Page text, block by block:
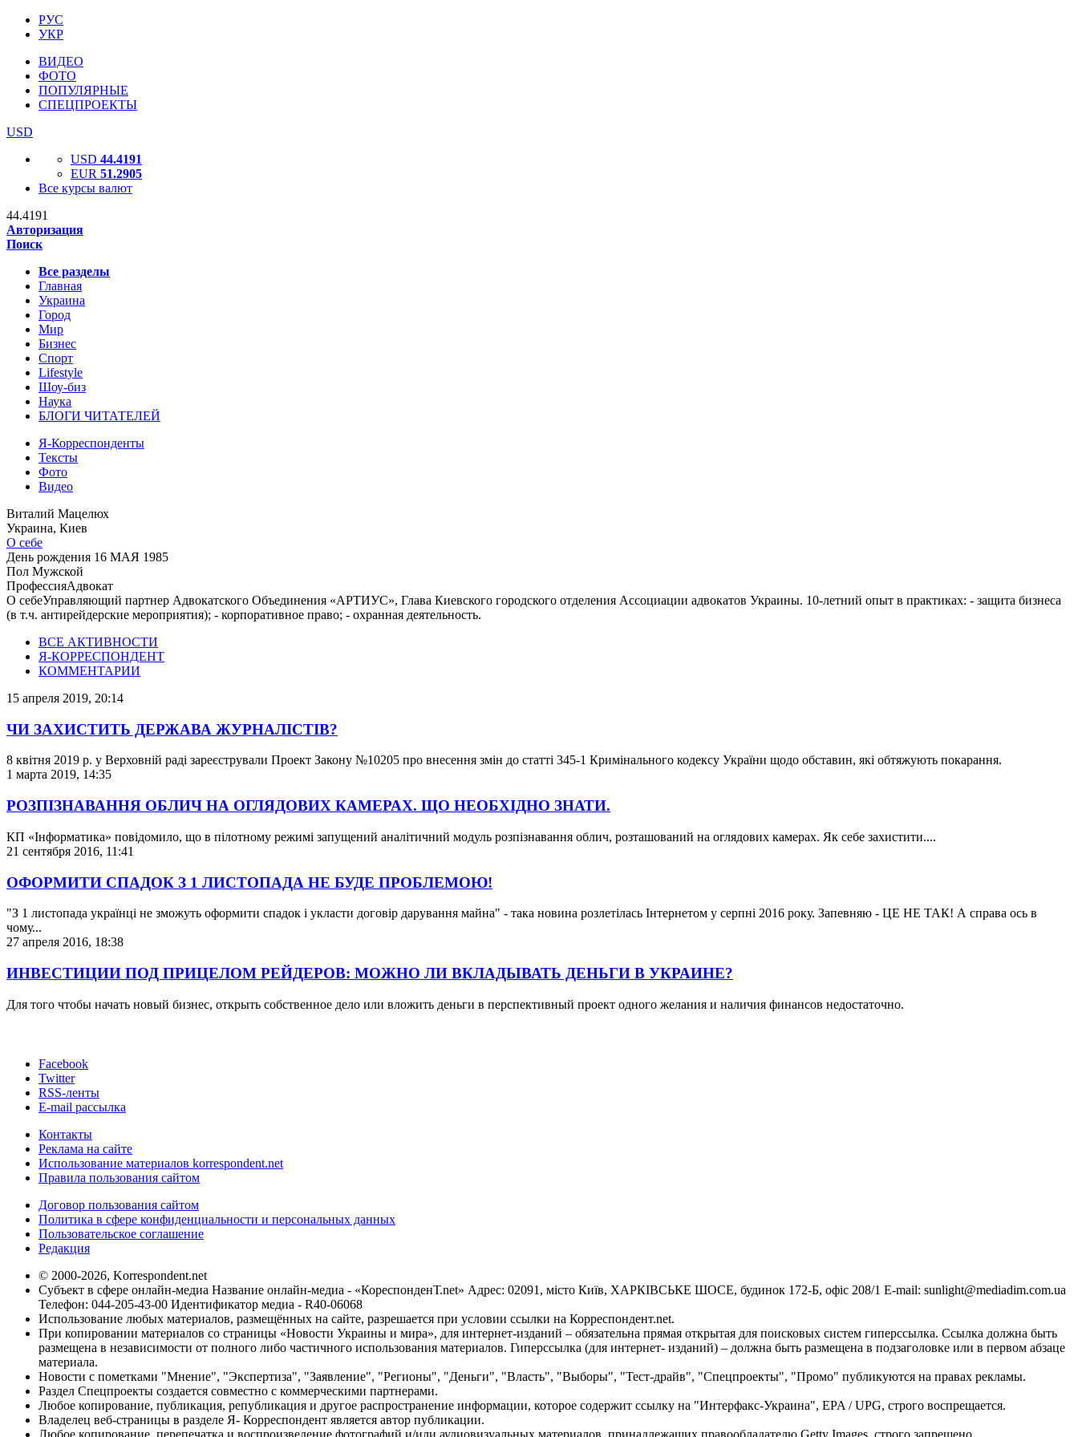
РУС
УКР
ВИДЕО
ФОТО
ПОПУЛЯРНЫЕ
СПЕЦПРОЕКТЫ
USD
USD 44.4191
EUR 51.2905
Все курсы валют
44.4191
Авторизация
Поиск
Все разделы
Главная
Украина
Город
Мир
Бизнес
Спорт
Lifestyle
Шоу-биз
Наука
БЛОГИ ЧИТАТЕЛЕЙ
Я-Корреспонденты
Тексты
Фото
Видео
Виталий Мацелюх
Украина, Киев
О себе
День рождения 16 МАЯ 1985
Пол Мужской
ПрофессияАдвокат
О себеУправляющий партнер Адвокатского Объединения «АРТИУС», Глава Киевского городского отделения Ассоциации адвокатов Украины. 10-летний опыт в практиках: - защита бизнеса
(в т.ч. антирейдерские мероприятия); - корпоративное право; - охранная деятельность.
ВСЕ АКТИВНОСТИ
Я-КОРРЕСПОНДЕНТ
КОММЕНТАРИИ
15 апреля 2019, 20:14
ЧИ ЗАХИСТИТЬ ДЕРЖАВА ЖУРНАЛІСТІВ?
8 квітня 2019 р. у Верховній раді зареєстрували Проект Закону №10205 про внесення змін до статті 345-1 Кримінального кодексу України щодо обставин, які обтяжують покарання.
1 марта 2019, 14:35
РОЗПІЗНАВАННЯ ОБЛИЧ НА ОГЛЯДОВИХ КАМЕРАХ. ЩО НЕОБХІДНО ЗНАТИ.
КП «Інформатика» повідомило, що в пілотному режимі запущений аналітичний модуль розпізнавання облич, розташований на оглядових камерах. Як себе захистити....
21 сентября 2016, 11:41
ОФОРМИТИ СПАДОК З 1 ЛИСТОПАДА НЕ БУДЕ ПРОБЛЕМОЮ!
"З 1 листопада українці не зможуть оформити спадок і укласти договір дарування майна" - така новина розлетілась Інтернетом у серпні 2016 року. Запевняю - ЦЕ НЕ ТАК! А справа ось в
чому...
27 апреля 2016, 18:38
ИНВЕСТИЦИИ ПОД ПРИЦЕЛОМ РЕЙДЕРОВ: МОЖНО ЛИ ВКЛАДЫВАТЬ ДЕНЬГИ В УКРАИНЕ?
Для того чтобы начать новый бизнес, открыть собственное дело или вложить деньги в перспективный проект одного желания и наличия финансов недостаточно.
Facebook
Twitter
RSS-ленты
E-mail рассылка
Контакты
Реклама на сайте
Использование материалов korrespondent.net
Правила пользования сайтом
Договор пользования сайтом
Политика в сфере конфиденциальности и персональных данных
Пользовательское соглашение
Редакция
© 2000-2026, Korrespondent.net
Субъект в сфере онлайн-медиа Название онлайн-медиа - «КореспонденТ.net» Адрес: 02091, місто Київ, ХАРКІВСЬКЕ ШОСЕ, будинок 172-Б, офіс 208/1 E-mail: sunlight@mediadim.com.ua
Телефон: 044-205-43-00 Идентификатор медиа - R40-06068
Использование любых материалов, размещённых на сайте, разрешается при условии ссылки на Корреспондент.net.
При копировании материалов со страницы «Новости Украины и мира», для интернет-изданий – обязательна прямая открытая для поисковых систем гиперссылка. Ссылка должна быть
размещена в независимости от полного либо частичного использования материалов. Гиперссылка (для интернет- изданий) – должна быть размещена в подзаголовке или в первом абзаце
материала.
Новости с пометками "Мнение", "Экспертиза", "Заявление", "Регионы", "Деньги", "Власть", "Выборы", "Тест-драйв", "Спецпроекты", "Промо" публикуются на правах рекламы.
Раздел Спецпроекты создается совместно с коммерческими партнерами.
Любое копирование, публикация, републикация и другое распространение информации, которое содержит ссылку на "Интерфакс-Украина", EPA / UPG, строго воспрещается.
Владелец веб-страницы в разделе Я- Корреспондент является автор публикации.
Любое копирование, перепечатка и воспроизведение фотографий и/или аудиовизуальных материалов, принадлежащих правообладателю Getty Images, строго запрещено.